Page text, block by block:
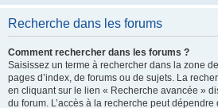
Recherche dans les forums
Comment rechercher dans les forums ?
Saisissez un terme à rechercher dans la zone
pages d’index, de forums ou de sujets. La
en cliquant sur le lien « Recherche avancée »
du forum. L’accès à la recherche peut